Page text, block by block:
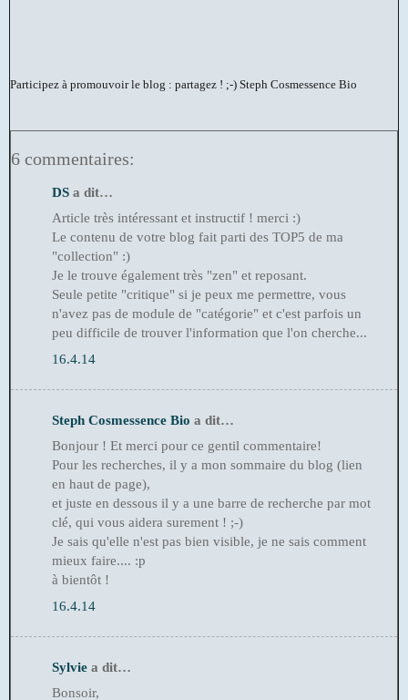
Participez à promouvoir le blog : partagez ! ;-) Steph Cosmessence Bio
6 commentaires:
DS a dit…
Article très intéressant et instructif ! merci :)
Le contenu de votre blog fait parti des TOP5 de ma
"collection" :)
Je le trouve également très "zen" et reposant.
Seule petite "critique" si je peux me permettre, vous
n'avez pas de module de "catégorie" et c'est parfois un
peu difficile de trouver l'information que l'on cherche...
16.4.14
Steph Cosmessence Bio a dit…
Bonjour ! Et merci pour ce gentil commentaire!
Pour les recherches, il y a mon sommaire du blog (lien
en haut de page),
et juste en dessous il y a une barre de recherche par mot
clé, qui vous aidera surement ! ;-)
Je sais qu'elle n'est pas bien visible, je ne sais comment
mieux faire.... :p
à bientôt !
16.4.14
Sylvie a dit…
Bonsoir,